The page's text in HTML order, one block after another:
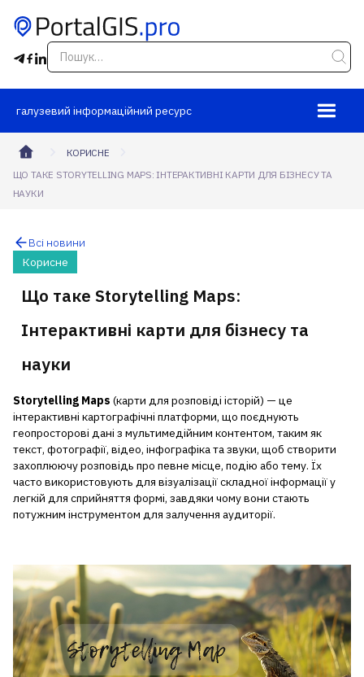
галузевий інформаційний ресурс
КОРИСНЕ
ЩО ТАКЕ STORYTELLING MAPS: ІНТЕРАКТИВНІ КАРТИ ДЛЯ БІЗНЕСУ ТА
НАУКИ
Всі новини
Корисне
Що таке Storytelling Maps:
Інтерактивні карти для бізнесу та
науки
Storytelling Maps (карти для розповіді історій) — це
інтерактивні картографічні платформи, що поєднують
геопросторові дані з мультимедійним контентом, таким як
текст, фотографії, відео, інфографіка та звуки, щоб створити
захоплюючу розповідь про певне місце, подію або тему. Їх
часто використовують для візуалізації складної інформації у
легкій для сприйняття формі, завдяки чому вони стають
потужним інструментом для залучення аудиторії.